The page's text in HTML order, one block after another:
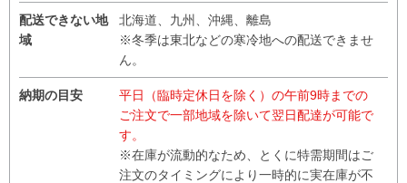
配送できない地
域
北海道、九州、沖縄、離島
※冬季は東北などの寒冷地への配送できませ
ん。
納期の目安
平日（臨時定休日を除く）の午前9時までの
ご注文で一部地域を除いて翌日配達が可能で
す。
※在庫が流動的なため、とくに特需期間はご
注文のタイミングにより一時的に実在庫が不